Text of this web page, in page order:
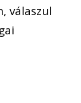
válaszul